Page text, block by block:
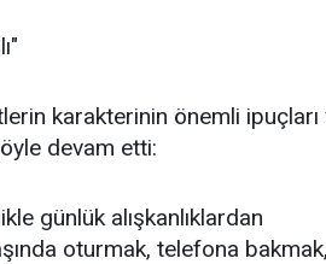
karakterinin önemli
devam etti:
günlük alışkanlıklardan
oturmak, telefona